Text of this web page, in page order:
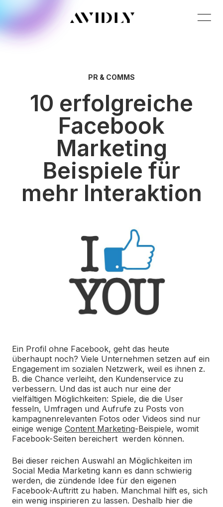
PR & COMMS
10 erfolgreiche
Facebook
Marketing
Beispiele für
mehr Interaktion
Ein Profil ohne Facebook, geht das heute
überhaupt noch? Viele Unternehmen setzen auf ein
Engagement im sozialen Netzwerk, weil es ihnen z.
B. die Chance verleiht, den Kundenservice zu
verbessern. Und das ist auch nur eine der
vielfältigen Möglichkeiten: Spiele, die die User
fesseln, Umfragen und Aufrufe zu Posts von
kampagnenrelevanten Fotos oder Videos sind nur
einige wenige Content Marketing-Beispiele, womit
Facebook-Seiten bereichert werden können.
Bei dieser reichen Auswahl an Möglichkeiten im
Social Media Marketing kann es dann schwierig
werden, die zündende Idee für den eigenen
Facebook-Auftritt zu haben. Manchmal hilft es, sich
ein wenig inspirieren zu lassen. Deshalb hier die